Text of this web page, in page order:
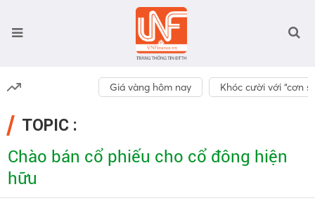
Giá vàng hôm nay Khóc cười với “cơn
TOPIC :
Chào bán cổ phiếu cho cổ đông hiện
hữu